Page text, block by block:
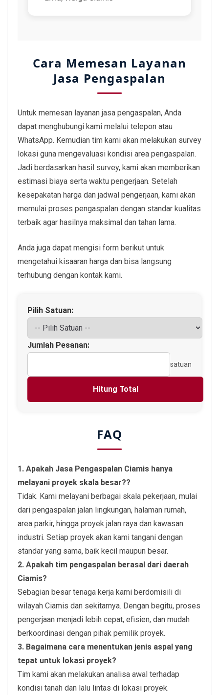
Cara Memesan Layanan
Jasa Pengaspalan
Untuk memesan layanan jasa pengaspalan, Anda
dapat menghubungi kami melalui telepon atau
WhatsApp. Kemudian tim kami akan melakukan survey
lokasi guna mengevaluasi kondisi area pengaspalan.
Jadi berdasarkan hasil survey, kami akan memberikan
estimasi biaya serta waktu pengerjaan. Setelah
kesepakatan harga dan jadwal pengerjaan, kami akan
memulai proses pengaspalan dengan standar kualitas
terbaik agar hasilnya maksimal dan tahan lama.
Anda juga dapat mengisi form berikut untuk
mengetahui kisaaran harga dan bisa langsung
terhubung dengan kontak kami.
Pilih Satuan:
Jumlah Pesanan:
satuan
Hitung Total
FAQ
1. Apakah Jasa Pengaspalan Ciamis hanya
melayani proyek skala besar??
Tidak. Kami melayani berbagai skala pekerjaan, mulai
dari pengaspalan jalan lingkungan, halaman rumah,
area parkir, hingga proyek jalan raya dan kawasan
industri. Setiap proyek akan kami tangani dengan
standar yang sama, baik kecil maupun besar.
2. Apakah tim pengaspalan berasal dari daerah
Ciamis?
Sebagian besar tenaga kerja kami berdomisili di
wilayah Ciamis dan sekitarnya. Dengan begitu, proses
pengerjaan menjadi lebih cepat, efisien, dan mudah
berkoordinasi dengan pihak pemilik proyek.
3. Bagaimana cara menentukan jenis aspal yang
tepat untuk lokasi proyek?
Tim kami akan melakukan analisa awal terhadap
kondisi tanah dan lalu lintas di lokasi proyek.